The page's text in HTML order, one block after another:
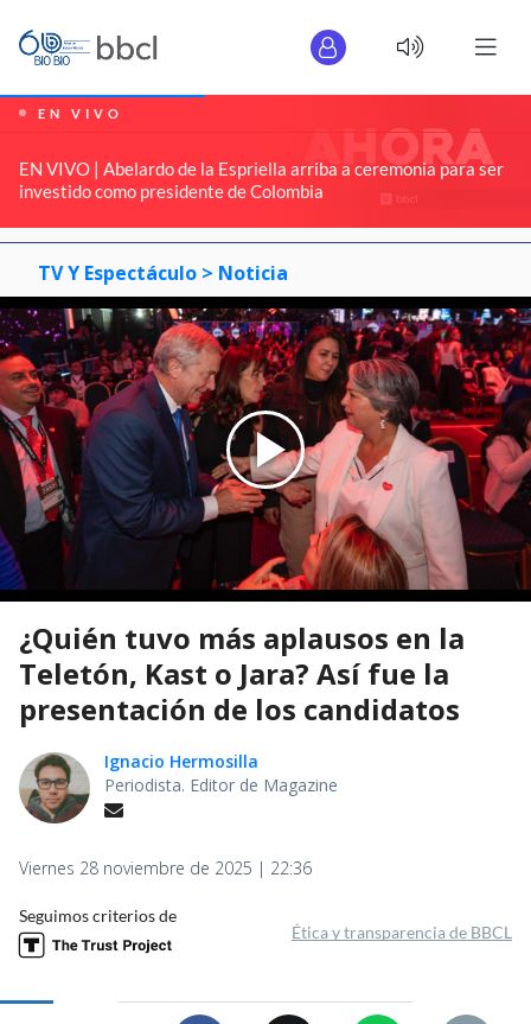
EN VIVO
EN VIVO | Abelardo de la Espriella arriba a ceremonia para ser
investido como presidente de Colombia
TV Y Espectáculo > Noticia
¿Quién tuvo más aplausos en la
Teletón, Kast o Jara? Así fue la
presentación de los candidatos
Ignacio Hermosilla
Periodista. Editor de Magazine
Viernes 28 noviembre de 2025 | 22:36
Seguimos criterios de
Ética y transparencia de BBCL